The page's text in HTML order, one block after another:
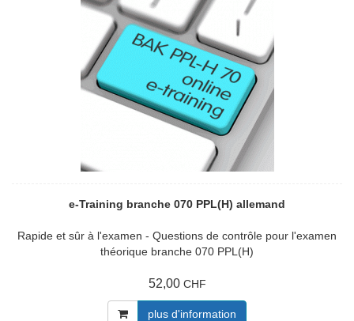
e-Training branche 070 PPL(H) allemand
Rapide et sûr à l'examen - Questions de contrôle pour l'examen
théorique branche 070 PPL(H)
52,00 CHF
plus d'information